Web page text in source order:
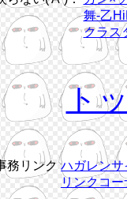
舞-乙
クラス
ト
務リンク ハガレンサ
リンクコ